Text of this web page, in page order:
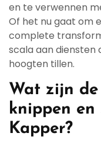
en te verwennen
Of het nu gaat om
complete
scala aan diensten
hoogten tillen.
Wat zijn
knippen
Kapper?